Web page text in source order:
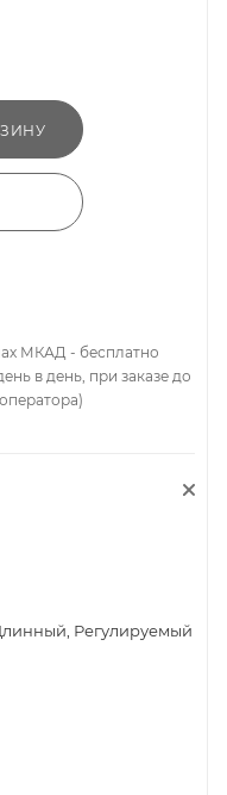
МКАД - бесплатно
в день, при заказе до
Регулируемый